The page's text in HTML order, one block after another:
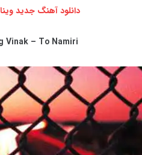
دانلود آهنگ جدید
Vinak – To Namiri